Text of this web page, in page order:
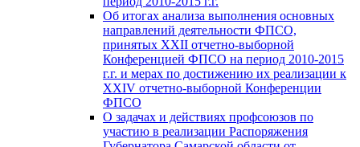
Об итогах анализа выполнения основных
направлений деятельности ФПСО,
принятых XXII отчетно-выборной
Конференцией ФПСО на период 2010-2015
г.г. и мерах по достижению их реализации к
XXIV отчетно-выборной Конференции
ФПСО
О задачах и действиях профсоюзов по
участию в реализации Распоряжения